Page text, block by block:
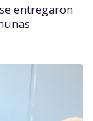
entregaron